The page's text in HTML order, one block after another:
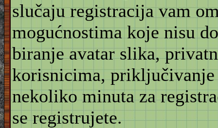
slučaju registracija vam
mogućnostima koje nisu
biranje avatar slika,
korisnicima, priključivanje
nekoliko minuta za
se registrujete.